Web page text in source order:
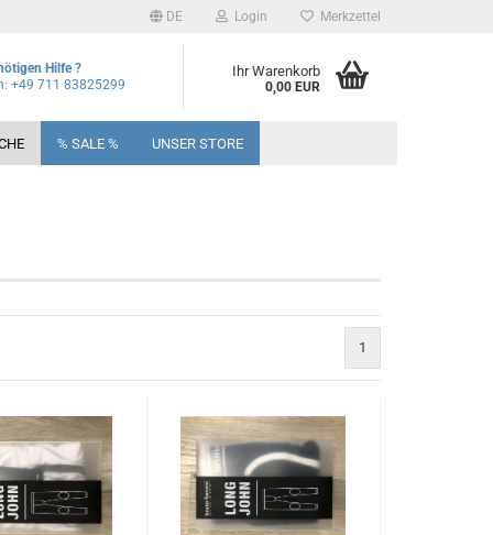
DE Login Merkzettel
Hilfe ?
+49 711 83825299
Ihr Warenkorb
0,00 EUR
% SALE % UNSER STORE
1